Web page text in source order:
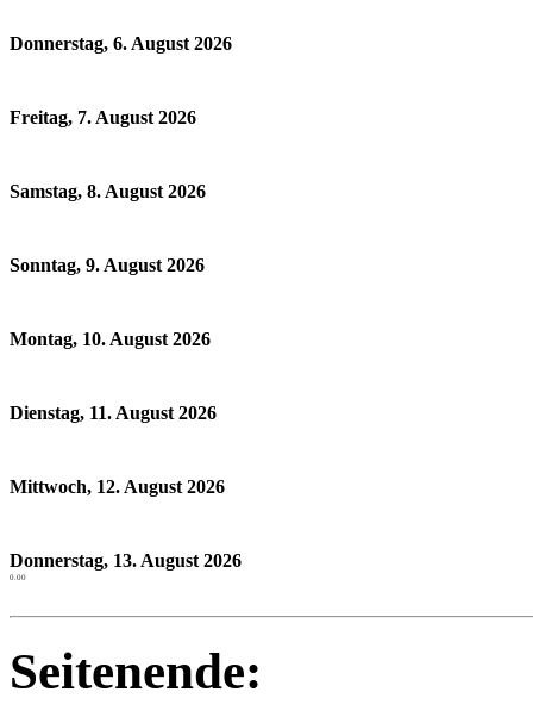
Donnerstag, 6. August 2026
Freitag, 7. August 2026
Samstag, 8. August 2026
Sonntag, 9. August 2026
Montag, 10. August 2026
Dienstag, 11. August 2026
Mittwoch, 12. August 2026
Donnerstag, 13. August 2026
0.00
Seitenende: